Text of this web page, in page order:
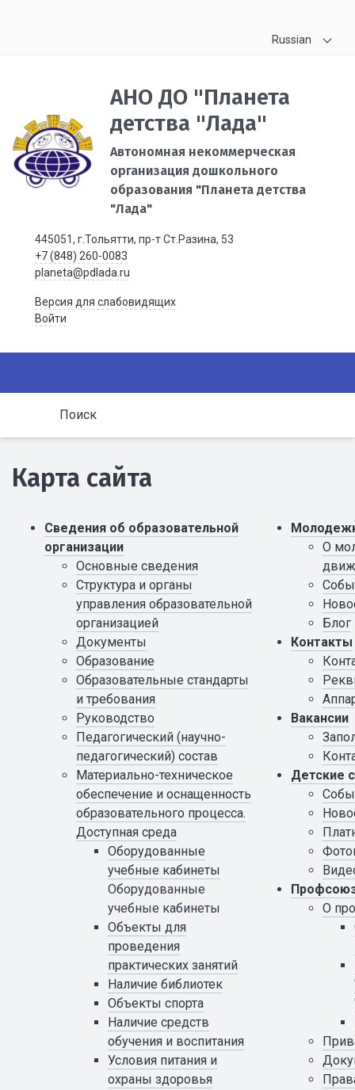
Russian
АНО ДО "Планета
детства "Лада"
Автономная некоммерческая
организация дошкольного
образования "Планета детства
"Лада"
445051, г.Тольятти, пр-т Ст.Разина, 53
+7 (848) 260-0083
planeta@pdlada.ru
Версия для слабовидящих
Войти
Поиск
Карта сайта
Сведения об образовательной
организации
Основные сведения
Структура и органы
управления образовательной
организацией
Документы
Образование
Образовательные стандарты
и требования
Руководство
Педагогический (научно-
педагогический) состав
Материально-техническое
обеспечение и оснащенность
образовательного процесса.
Доступная среда
Оборудованные
учебные кабинеты
Оборудованные
учебные кабинеты
Объекты для
проведения
практических занятий
Наличие библиотек
Объекты спорта
Наличие средств
обучения и воспитания
Условия питания и
охраны здоровья
О
Блог
Контакты
Вакансии
Детские
О